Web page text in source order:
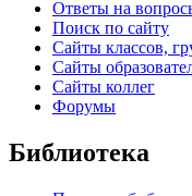
Ответы на
Поиск по сайту
Сайты классов,
Сайты
Сайты коллег
Форумы
Библиотека